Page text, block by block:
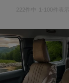
222件中 - 100 件表示